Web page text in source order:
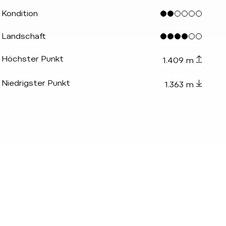
Kondition
Landschaft
Höchster Punkt 1.409 m
Niedrigster Punkt 1.363 m